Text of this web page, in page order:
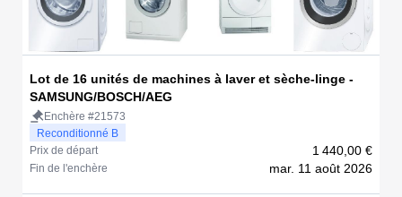
Lot de 16 unités de machines à laver et sèche-linge -
SAMSUNG/BOSCH/AEG
Enchère #21573
Reconditionné B
Prix de départ
1 440,00 €
Fin de l'enchère mar. 11 août 2026